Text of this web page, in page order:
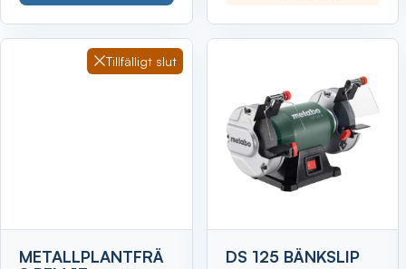
Tillfälligt slut
METALLPLANTFRÄ
DS 125 BÄNKSLIP